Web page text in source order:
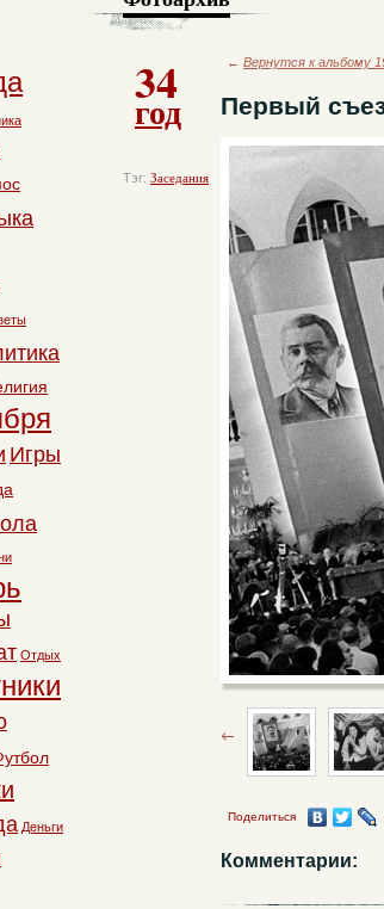
34
год
Тэг: Заседания
← Вернутся к альбому
Первый
Поделиться
Комментарии:
Игры
Отдых
Деньги